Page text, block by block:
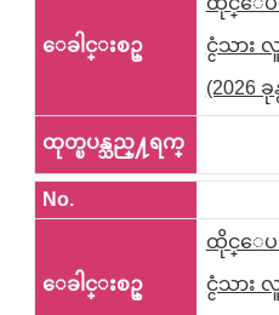
င္ငံသာ
(2026
ထိုင္ေပ
င္ငံသာ